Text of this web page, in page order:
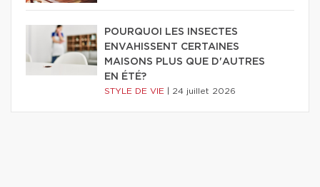
POURQUOI LES INSECTES
ENVAHISSENT CERTAINES
MAISONS PLUS QUE D'AUTRES
EN ÉTÉ?
STYLE DE VIE 24 juillet 2026